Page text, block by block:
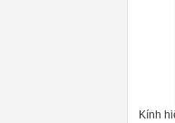
Kính